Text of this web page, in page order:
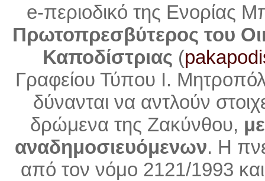
e-περιοδικό της Ενορίας
Πρωτοπρεσβύτερος του
Καποδίστριας (
Γραφείου Τύπου Ι.
δύνανται να αντλούν
δρώμενα της Ζακύνθου,
αναδημοσιευόμενων. Η
από τον νόμο 2121/1993